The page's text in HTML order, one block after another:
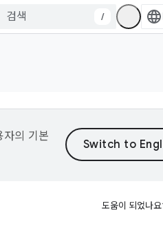
/
의 기본
도움이 되었나요